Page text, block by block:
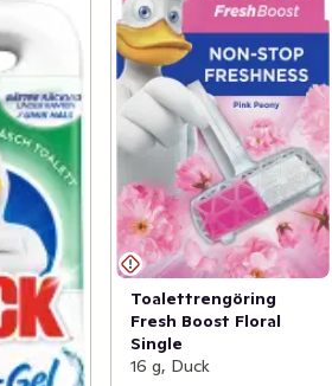
Toalettrengöring
Fresh Boost Floral
Single
16 g, Duck